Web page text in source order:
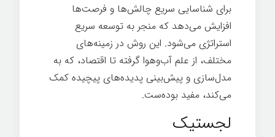
برای شناسایی سریع چالش‌ها و فرصت‌ها
افزایش می‌دهد که منجر به توسعه سریع
استراتژی می‌شود. این روش در زمینه‌های
مختلف، از علم آب‌وهوا گرفته تا اقتصاد، که به
مدل‌سازی و پیش‌بینی پدیده‌های پیچیده کمک
می‌کند، مفید بوده‌ست.
لجستیک